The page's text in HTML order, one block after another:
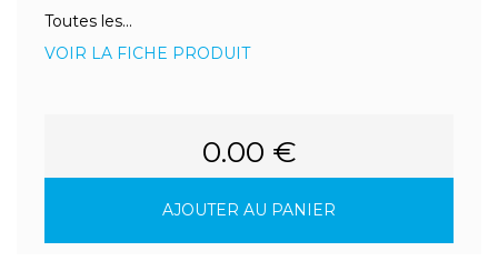
Toutes les...
VOIR LA FICHE PRODUIT
0.00 €
AJOUTER AU PANIER